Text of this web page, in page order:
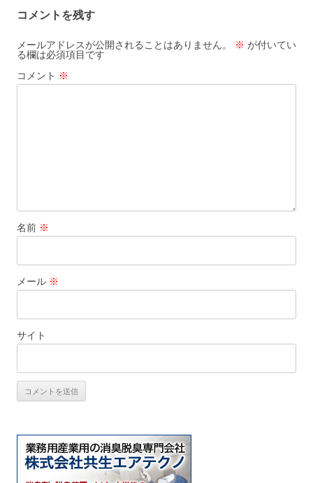
コメントを残す
メールアドレスが公開されることはありません。 ※ が付いてい
る欄は必須項目です
コメント ※
名前 ※
メール ※
サイト